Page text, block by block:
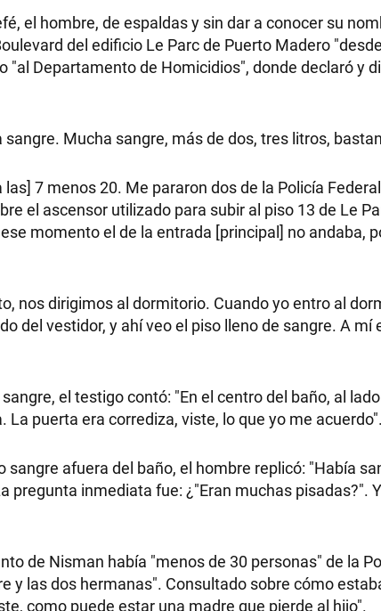
el hombre, de espaldas y sin dar a conocer su
del edificio Le Parc de Puerto Madero
"al Departamento de Homicidios", donde declaró y
Mucha sangre, más de dos, tres litros,
7 menos 20. Me pararon dos de la Policía
el ascensor utilizado para subir al piso 13 de Le
momento el de la entrada [principal] no andaba,
nos dirigimos al dormitorio. Cuando yo entro al
del vestidor, y ahí veo el piso lleno de sangre. A mí
el testigo contó: "En el centro del baño, al
La puerta era corrediza, viste, lo que yo me acuerdo".
afuera del baño, el hombre replicó: "Había
pregunta inmediata fue: ¿"Eran muchas pisadas?".
de Nisman había "menos de 30 personas" de la
y las dos hermanas". Consultado sobre cómo
como puede estar una madre que pierde al hijo".